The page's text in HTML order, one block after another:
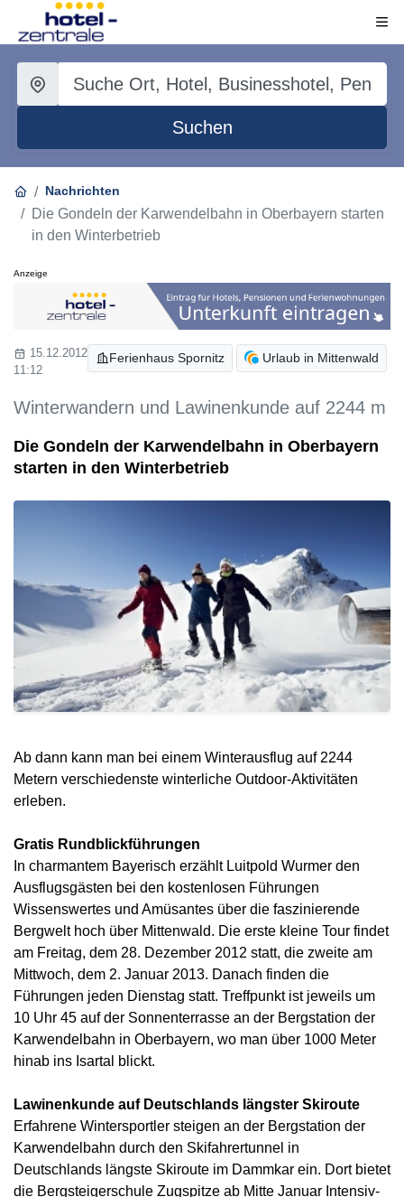
Suchen
Nachrichten
Die Gondeln der Karwendelbahn in Oberbayern starten
in den Winterbetrieb
Anzeige
Ferienhaus Spornitz Urlaub in Mittenwald
15.12.2012
11:12
Winterwandern und Lawinenkunde auf 2244 m
Die Gondeln der Karwendelbahn in Oberbayern
starten in den Winterbetrieb
Ab dann kann man bei einem Winterausflug auf 2244
Metern verschiedenste winterliche Outdoor-Aktivitäten
erleben.
Gratis Rundblickführungen
In charmantem Bayerisch erzählt Luitpold Wurmer den
Ausflugsgästen bei den kostenlosen Führungen
Wissenswertes und Amüsantes über die faszinierende
Bergwelt hoch über Mittenwald. Die erste kleine Tour findet
am Freitag, dem 28. Dezember 2012 statt, die zweite am
Mittwoch, dem 2. Januar 2013. Danach finden die
Führungen jeden Dienstag statt. Treffpunkt ist jeweils um
10 Uhr 45 auf der Sonnenterrasse an der Bergstation der
Karwendelbahn in Oberbayern, wo man über 1000 Meter
hinab ins Isartal blickt.
Lawinenkunde auf Deutschlands längster Skiroute
Erfahrene Wintersportler steigen an der Bergstation der
Karwendelbahn durch den Skifahrertunnel in
Deutschlands längste Skiroute im Dammkar ein. Dort bietet
die Bergsteigerschule Zugspitze ab Mitte Januar Intensiv-